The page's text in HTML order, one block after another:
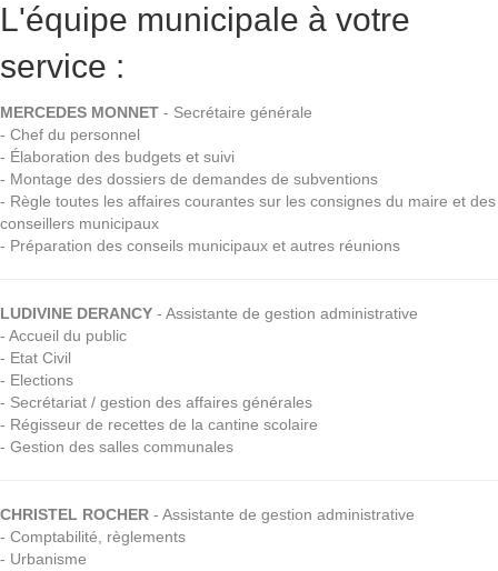
L'équipe municipale à votre
service :
MERCEDES MONNET - Secrétaire générale
- Chef du personnel
- Élaboration des budgets et suivi
- Montage des dossiers de demandes de subventions
- Règle toutes les affaires courantes sur les consignes du maire et des
conseillers municipaux
- Préparation des conseils municipaux et autres réunions
LUDIVINE DERANCY - Assistante de gestion administrative
- Accueil du public
- Etat Civil
- Elections
- Secrétariat / gestion des affaires générales
- Régisseur de recettes de la cantine scolaire
- Gestion des salles communales
CHRISTEL ROCHER - Assistante de gestion administrative
- Comptabilité, règlements
- Urbanisme